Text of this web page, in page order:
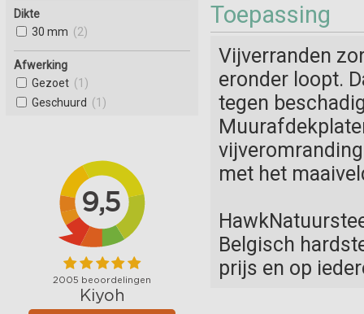
Bekijk en bestel
Toepassing
Vijverranden
eronder loopt.
tegen
met het
Belgisch
prijs en op
Dikte
30 mm (2)
Afwerking
Gezoet (1)
Geschuurd (1)